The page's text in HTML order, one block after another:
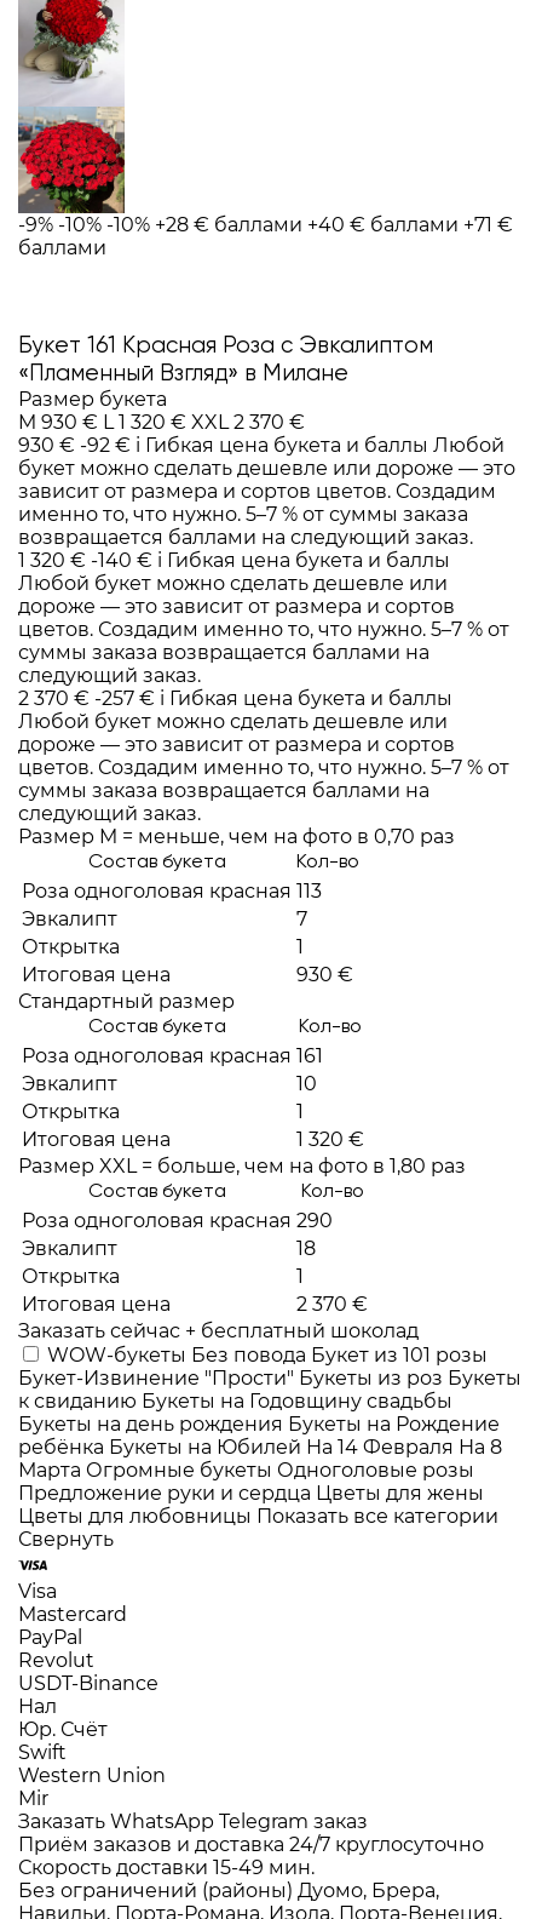
-9% -10% -10% +28 € баллами +40 € баллами +71 €
баллами
Букет 161 Красная Роза с Эвкалиптом
«Пламенный Взгляд» в Милане
Размер букета
M 930 € L 1 320 € XXL 2 370 €
930 € -92 € i Гибкая цена букета и баллы Любой
букет можно сделать дешевле или дороже — это
зависит от размера и сортов цветов. Создадим
именно то, что нужно. 5–7 % от суммы заказа
возвращается баллами на следующий заказ.
1 320 € -140 € i Гибкая цена букета и баллы
Любой букет можно сделать дешевле или
дороже — это зависит от размера и сортов
цветов. Создадим именно то, что нужно. 5–7 % от
суммы заказа возвращается баллами на
следующий заказ.
2 370 € -257 € i Гибкая цена букета и баллы
Любой букет можно сделать дешевле или
дороже — это зависит от размера и сортов
цветов. Создадим именно то, что нужно. 5–7 % от
суммы заказа возвращается баллами на
следующий заказ.
Размер M = меньше, чем на фото в 0,70 раз
Состав букета Кол-во
Роза одноголовая красная 113
Эвкалипт
7
Открытка
1
Итоговая цена
930 €
Стандартный размер
Состав букета Кол-во
Роза одноголовая красная 161
Эвкалипт
10
Открытка
1
Итоговая цена
1 320 €
Размер XXL = больше, чем на фото в 1,80 раз
Состав букета Кол-во
Роза одноголовая красная 290
Эвкалипт
18
Открытка
1
Итоговая цена
2 370 €
Заказать сейчас + бесплатный шоколад
WOW-букеты Без повода Букет из 101 розы
Букет-Извинение "Прости" Букеты из роз Букеты
к свиданию Букеты на Годовщину свадьбы
Букеты на день рождения Букеты на Рождение
ребёнка Букеты на Юбилей На 14 Февраля На 8
Марта Огромные букеты Одноголовые розы
Предложение руки и сердца Цветы для жены
Цветы для любовницы Показать все категории
Свернуть
Visa
Mastercard
PayPal
Revolut
USDT-Binance
Нал
Юр. Счёт
Swift
Western Union
Mir
Заказать WhatsApp Telegram заказ
Приём заказов и доставка 24/7 круглосуточно
Скорость доставки 15-49 мин.
Без ограничений (районы) Дуомо, Брера,
Навильи, Порта-Романа, Изола, Порта-Венеция,